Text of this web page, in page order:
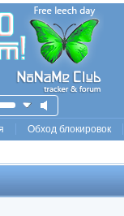
Обход блокировок